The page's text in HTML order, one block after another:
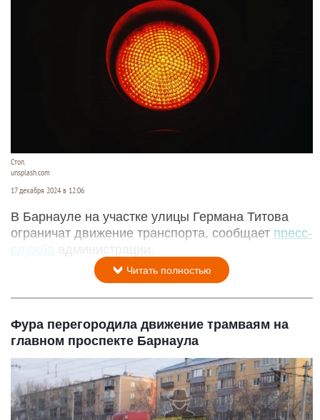
Стоп.
unsplash.com
17 декабря 2024 в 12:06
В Барнауле на участке улицы Германа Титова
ограничат движение транспорта, сообщает пресс-
служба
администрации.
Читать полностью
Фура перегородила движение трамваям на
главном проспекте Барнаула